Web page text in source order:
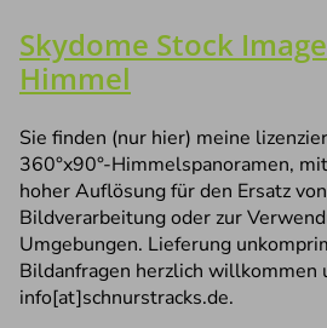
Skydome Stock
Himmel
Sie finden (nur hier) meine
360°x90°-Himmelspanoramen,
hoher Auflösung für den Ersatz
Bildverarbeitung oder zur
Umgebungen. Lieferung
Bildanfragen herzlich willkommen
info[at]schnurstracks.de.